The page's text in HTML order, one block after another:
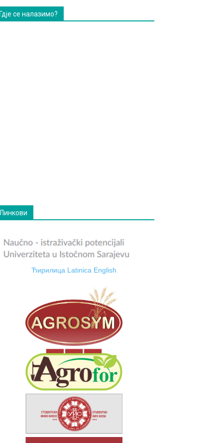
Гдје се налазимо?
Линкови
Ћирилица Latinica English